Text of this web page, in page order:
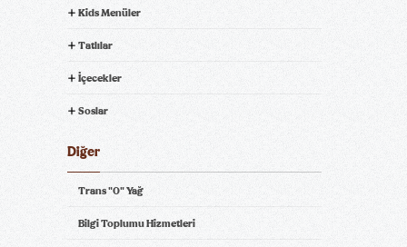
Kids Menüler
Tatlılar
İçecekler
Soslar
Diğer
Trans "0" Yağ
Bilgi Toplumu Hizmetleri